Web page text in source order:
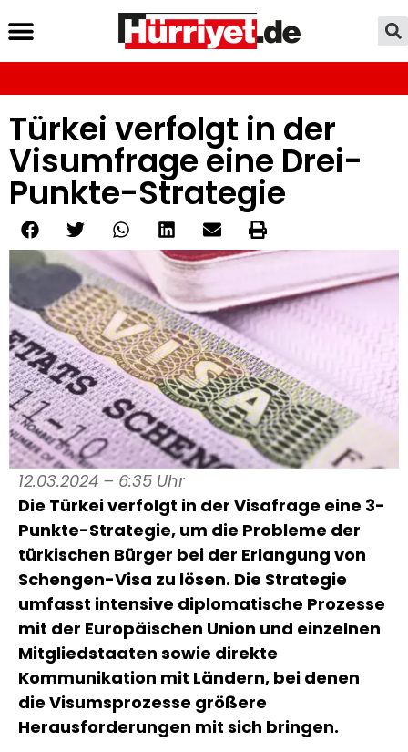
Türkei verfolgt in der
Visumfrage eine Drei-
Punkte-Strategie
12.03.2024 – 6:35 Uhr
Die Türkei verfolgt in der Visafrage eine 3-
Punkte-Strategie, um die Probleme der
türkischen Bürger bei der Erlangung von
Schengen-Visa zu lösen. Die Strategie
umfasst intensive diplomatische Prozesse
mit der Europäischen Union und einzelnen
Mitgliedstaaten sowie direkte
Kommunikation mit Ländern, bei denen
die Visumsprozesse größere
Herausforderungen mit sich bringen.